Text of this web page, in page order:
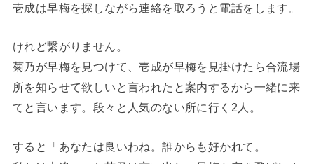
壱成は早梅を探しながら連絡を取ろうと電話をします。
けれど繋がりません。
菊乃が早梅を見つけて、壱成が早梅を見掛けたら合流場
所を知らせて欲しいと言われたと案内するから一緒に来
てと言います。段々と人気のない所に行く2人。
すると「あなたは良いわね。誰からも好かれて。